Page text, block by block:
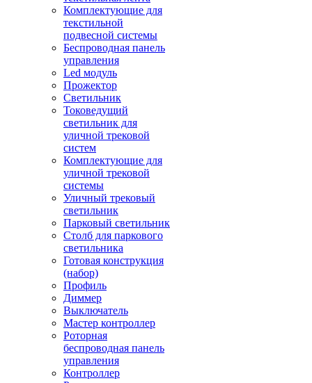
Комплектующие для
текстильной
подвесной системы
Беспроводная панель
управления
Led модуль
Прожектор
Светильник
Токоведущий
светильник для
уличной трековой
систем
Комплектующие для
уличной трековой
системы
Уличный трековый
светильник
Парковый светильник
Столб для паркового
светильника
Готовая конструкция
(набор)
Профиль
Диммер
Выключатель
Мастер контроллер
Роторная
беспроводная панель
управления
Контроллер